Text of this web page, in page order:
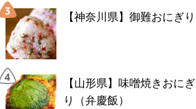
【神奈川県】御難おにぎり
【山形県】味噌焼きおにぎ
り（弁慶飯）